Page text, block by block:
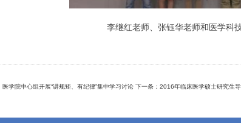
李继红老师、张钰华老师和医学科技
医学院中心组开展“讲规矩、有纪律”集中学习讨论 下一条：2016年临床医学硕士研究生